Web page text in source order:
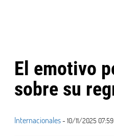
El emotivo
sobre su
Internacionales- 10/11/2025